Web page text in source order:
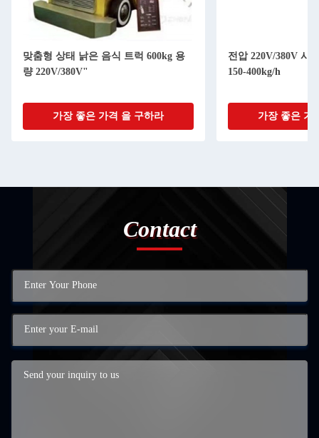
맞춤형 상태 낡은 음식 트럭 600kg 용
량 220V/380V"
가장 좋은 가격 을 구하라
전압 220V/380V 사
150-400kg/h
가장 좋은 가
Contact